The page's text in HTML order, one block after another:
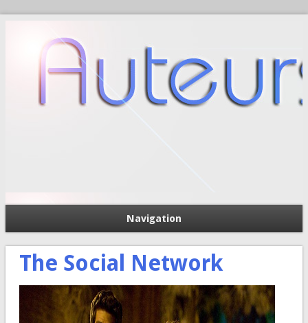
Navigation
The Social Network
Форма поиска